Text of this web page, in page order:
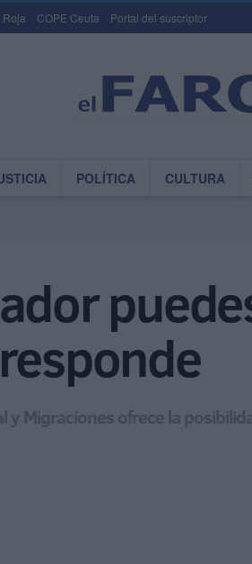
Roja COPE Ceuta Portal del suscriptor
POLÍTICA CULTURA
Migraciones ofrece la